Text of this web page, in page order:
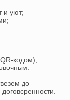
и уют;
кодом);
до